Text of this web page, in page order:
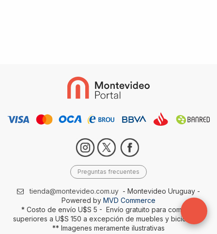
Preguntas frecuentes
tienda@montevideo.com.uy - Montevideo Uruguay -
Powered by MVD Commerce
* Costo de envío U$S 5 - Envío gratuito para compras
superiores a U$S 150 a excepción de muebles y bicicletas-
** Imagenes meramente ilustrativas